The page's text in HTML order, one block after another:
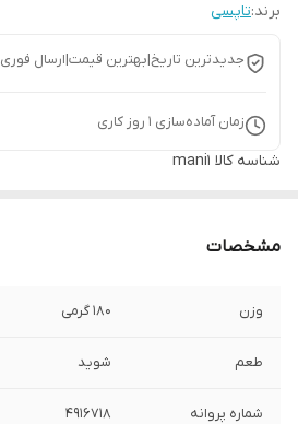
برند:تاپسی
جدیدترین تاریخ|بهترین قیمت|ارسال فوری
زمان آماده‌سازی 1 روز کاری
شناسه کالا mani1
مشخصات
وزن 180 گرمی
طعم شوید
شماره پروانه
۴۹۱۶۷۱۸